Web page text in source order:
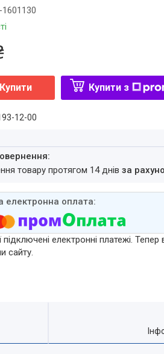
Купити Купити з
12-00
товару протягом 14 днів за
підключені електронні платежі.
сайту.